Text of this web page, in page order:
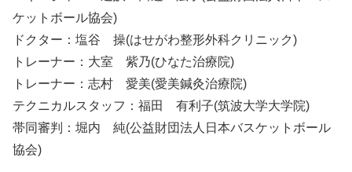
ケットボール協会)
ドクター：塩谷 操(はせがわ整形外科クリニック)
トレーナー：大室 紫乃(ひなた治療院)
トレーナー：志村 愛美(愛美鍼灸治療院)
テクニカルスタッフ：福田 有利子(筑波大学大学院)
帯同審判：堀内 純(公益財団法人日本バスケットボール
協会)